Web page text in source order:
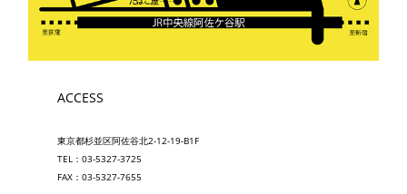
ACCESS
東京都杉並区阿佐谷北2-12-19-B1F
TEL：03-5327-3725
FAX：03-5327-7655